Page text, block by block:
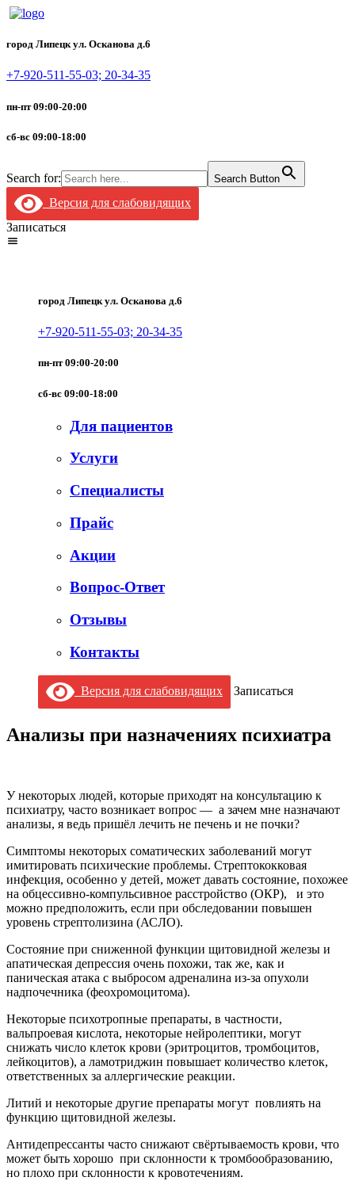
город Липецк ул. Осканова д.6
+7-920-511-55-03; 20-34-35
пн-пт 09:00-20:00
сб-вс 09:00-18:00
Search for: Search Button
Версия для слабовидящих
Записаться
город Липецк ул. Осканова д.6
+7-920-511-55-03; 20-34-35
пн-пт 09:00-20:00
сб-вс 09:00-18:00
Для пациентов
Услуги
Специалисты
Прайс
Акции
Вопрос-Ответ
Отзывы
Контакты
Версия для слабовидящих Записаться
Анализы при назначениях психиатра
У некоторых людей, которые приходят на консультацию к
психиатру, часто возникает вопрос — а зачем мне назначают
анализы, я ведь пришёл лечить не печень и не почки?
Симптомы некоторых соматических заболеваний могут
имитировать психические проблемы. Стрептококковая
инфекция, особенно у детей, может давать состояние, похожее
на обцессивно-компульсивное расстройство (ОКР), и это
можно предположить, если при обследовании повышен
уровень стрептолизина (АСЛО).
Состояние при сниженной функции щитовидной железы и
апатическая депрессия очень похожи, так же, как и
паническая атака с выбросом адреналина из-за опухоли
надпочечника (феохромоцитома).
Некоторые психотропные препараты, в частности,
вальпроевая кислота, некоторые нейролептики, могут
снижать число клеток крови (эритроцитов, тромбоцитов,
лейкоцитов), а ламотриджин повышает количество клеток,
ответственных за аллергические реакции.
Литий и некоторые другие препараты могут повлиять на
функцию щитовидной железы.
Антидепрессанты часто снижают свёртываемость крови, что
может быть хорошо при склонности к тромбообразованию,
но плохо при склонности к кровотечениям.